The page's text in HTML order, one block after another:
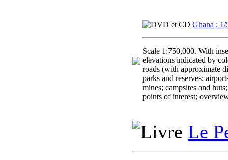
Ghana :
Scale 1:750,000. With
elevations indicated by
roads (with approximate
parks and reserves;
mines; campsites and
points of interest;
Le